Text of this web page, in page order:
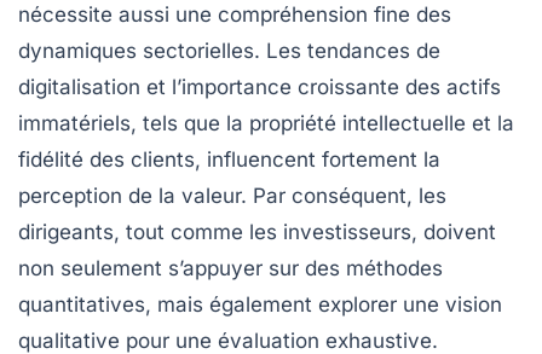
nécessite aussi une compréhension fine des
dynamiques sectorielles. Les tendances de
digitalisation et l’importance croissante des actifs
immatériels, tels que la propriété intellectuelle et la
fidélité des clients, influencent fortement la
perception de la valeur. Par conséquent, les
dirigeants, tout comme les investisseurs, doivent
non seulement s’appuyer sur des méthodes
quantitatives, mais également explorer une vision
qualitative pour une évaluation exhaustive.